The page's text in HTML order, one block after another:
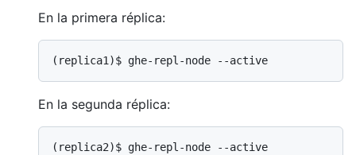
En la primera réplica:
(replica1)$ ghe-repl-node --active
En la segunda réplica:
(replica2)$ ghe-repl-node --active